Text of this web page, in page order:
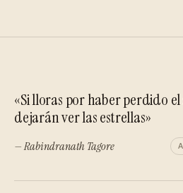
«Si lloras por haber perdido
dejarán ver las estrellas»
— Rabindranath Tagore